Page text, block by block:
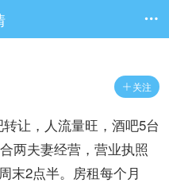

 关注
让，人流量旺，酒吧5台
两夫妻经营，营业执照
末2点半。房租每个月